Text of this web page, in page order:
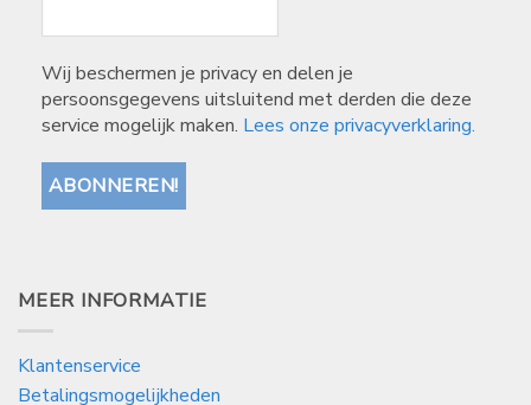
Wij beschermen je privacy en delen je
persoonsgegevens uitsluitend met derden die deze
service mogelijk maken. Lees onze privacyverklaring.
MEER INFORMATIE
Klantenservice
Betalingsmogelijkheden